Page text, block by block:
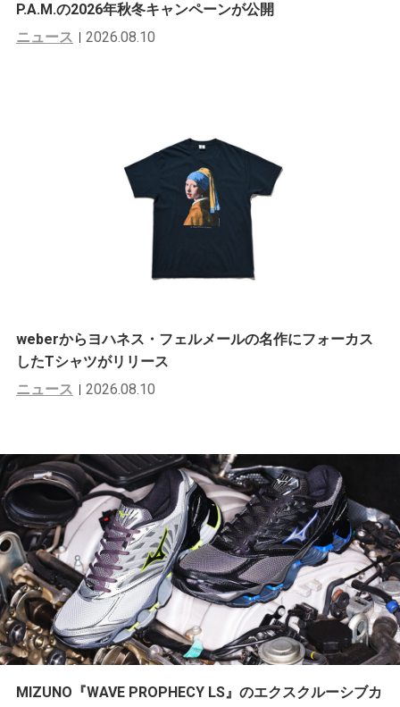
P.A.M.の2026年秋冬キャンペーンが公開
ニュース
2026.08.10
weberからヨハネス・フェルメールの名作にフォーカス
したTシャツがリリース
ニュース
2026.08.10
MIZUNO『WAVE PROPHECY LS』のエクスクルーシブカ